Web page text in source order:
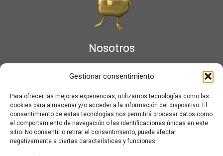
Gestionar consentimiento
Para ofrecer las mejores experiencias, utilizamos tecnologías como las
cookies para almacenar y/o acceder a la información del dispositivo. El
consentimiento de estas tecnologías nos permitirá procesar datos como
el comportamiento de navegación o las identificaciones únicas en este
sitio. No consentir o retirar el consentimiento, puede afectar
negativamente a ciertas características y funciones.
Nosotros
Aviso legal
Más información sobre las cookies
Noticias al correo
Política de cookies
Política de cookies (UE)
Política de privacidad